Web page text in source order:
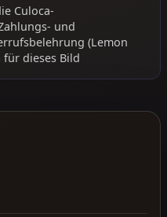
Culoca-
und
(Lemon
dieses Bild